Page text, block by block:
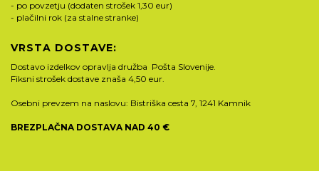
- po povzetju (dodaten strošek 1,30 eur)
- plačilni rok (za stalne stranke)
VRSTA DOSTAVE:
Dostavo izdelkov opravlja družba Pošta Slovenije.
Fiksni strošek dostave znaša 4,50 eur.
Osebni prevzem na naslovu: Bistriška cesta 7, 1241 Kamnik
BREZPLAČNA DOSTAVA NAD 40 €